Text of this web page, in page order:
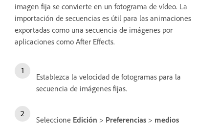
imagen fija se convierte en un fotograma de vídeo. La
importación de secuencias es útil para las animaciones
exportadas como una secuencia de imágenes por
aplicaciones como After Effects.
Establezca la velocidad de fotogramas para la
secuencia de imágenes fijas.
Seleccione Edición > Preferencias > medios